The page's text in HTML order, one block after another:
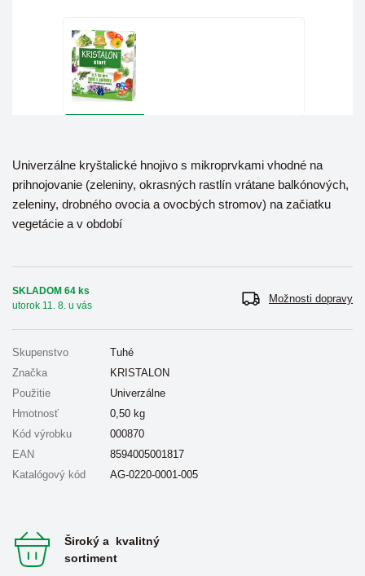
Univerzálne kryštalické hnojivo s mikroprvkami vhodné na
prihnojovanie (zeleniny, okrasných rastlín vrátane balkónových,
zeleniny, drobného ovocia a ovocbých stromov) na začiatku
vegetácie a v období
SKLADOM 64 ks
utorok 11. 8. u vás
Možnosti dopravy
Skupenstvo
Tuhé
Značka
KRISTALON
Použitie
Univerzálne
Hmotnosť
0,50 kg
Kód výrobku
000870
EAN
8594005001817
Katalógový kód
AG-0220-0001-005
Široký a kvalitný
sortiment